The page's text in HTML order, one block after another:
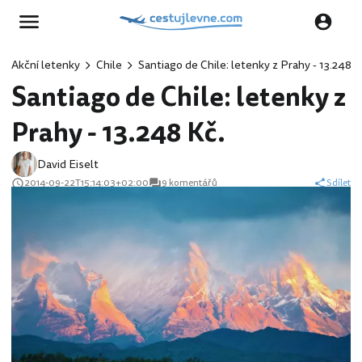
Akční letenky Chile Santiago de Chile: letenky z Prahy - 13.248
Santiago de Chile: letenky z
Prahy - 13.248 Kč.
David Eiselt
2014-09-22T15:14:03+02:00 9 komentářů Sdílet